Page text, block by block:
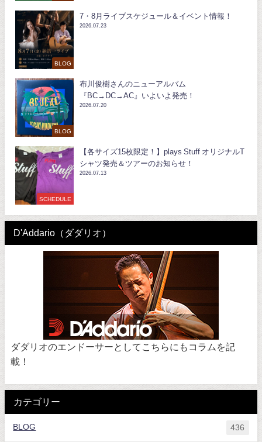
BLOG
7・8月ライブスケジュール＆イベント情報！
2026.07.23
BLOG
布川俊樹さんのニューアルバム
『BC→DC→AC』いよいよ発売！
2026.07.20
SCHEDULE
【各サイズ15枚限定！】plays Stuff オリジナルT
シャツ発売＆ツアーのお知らせ！
2026.07.13
D'Addario（ダダリオ）
ダダリオのエンドーサーとしてこちらにもコラムを記
載！
カテゴリー
BLOG 436